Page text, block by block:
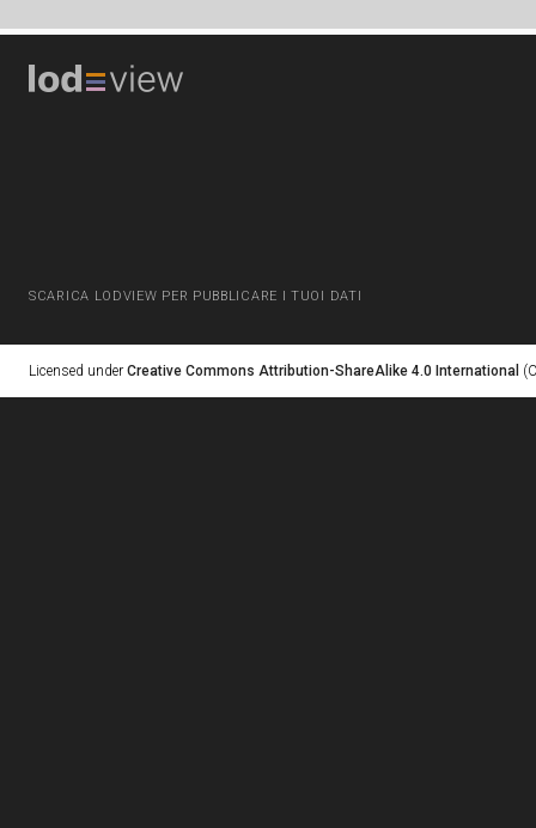
SCARICA LODVIEW PER PUBBLICARE I TUOI DATI
Licensed under Creative Commons Attribution-ShareAlike 4.0 International